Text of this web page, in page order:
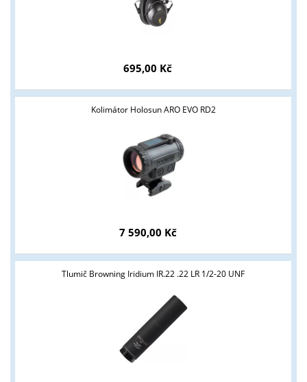
695,00 Kč
Kolimátor Holosun ARO EVO RD2
7 590,00 Kč
Tlumič Browning Iridium IR.22 .22 LR 1/2-20 UNF
podmínky?
ANO NE